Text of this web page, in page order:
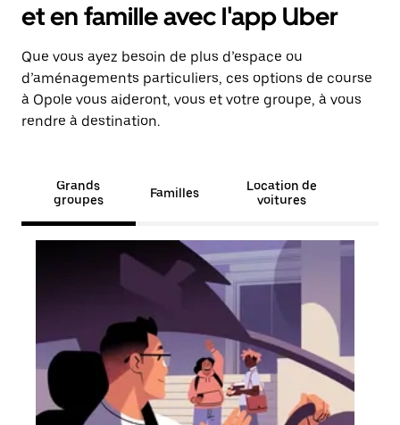
et en famille avec l'app Uber
Que vous ayez besoin de plus d’espace ou
d’aménagements particuliers, ces options de course
à Opole vous aideront, vous et votre groupe, à vous
rendre à destination.
Grands
groupes
Familles
Location de
voitures